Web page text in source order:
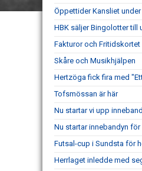
Öppettider Kansliet
HBK säljer Bingolotter till
Fakturor och Fritidskortet
Skåre och Musikhjälpen
Hertzöga fick fira med
Tofsmössan är här
Nu startar vi upp
Nu startar innebandyn
Futsal-cup i Sundsta för
Herrlaget inledde med